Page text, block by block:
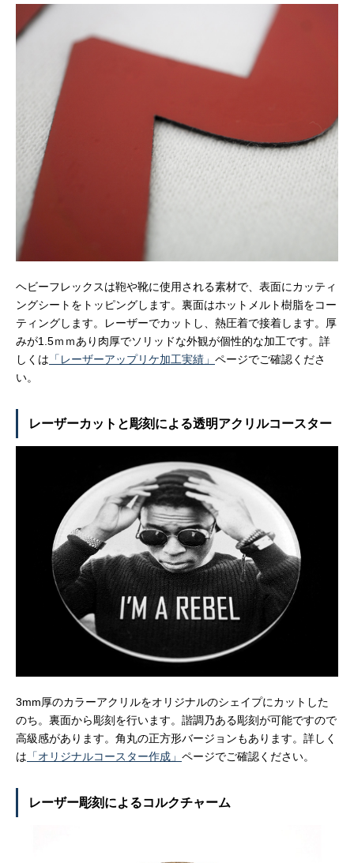
ヘビーフレックスは鞄や靴に使用される素材で、表面にカッティ
ングシートをトッピングします。裏面はホットメルト樹脂をコー
ティングします。レーザーでカットし、熱圧着で接着します。厚
みが1.5ｍｍあり肉厚でソリッドな外観が個性的な加工です。詳
しくは 「レーザーアップリケ加工実績」 ページでご確認くださ
い。
レーザーカットと彫刻による透明アクリルコースター
3mm厚のカラーアクリルをオリジナルのシェイプにカットした
のち。裏面から彫刻を行います。諧調乃ある彫刻が可能ですので
高級感があります。角丸の正方形バージョンもあります。詳しく
は 「オリジナルコースター作成」 ページでご確認ください。
レーザー彫刻によるコルクチャーム